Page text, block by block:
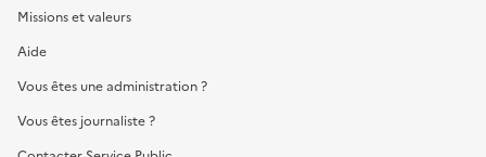
Missions et valeurs
Aide
Vous êtes une administration ?
Vous êtes journaliste ?